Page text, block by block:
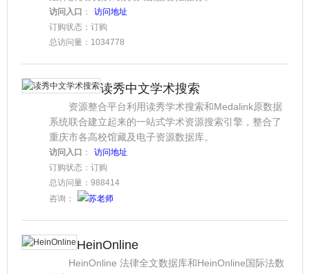
访问入口 ：
访问地址
订购状态：订购
总访问量：1034778
读秀中文学术搜索
资源整合平台利用读秀学术搜索和Medalink原数据
系统联合建立起来的一站式学术资源搜索引擎，整合了
重庆市各高校馆藏及电子资源数据库。
访问入口 ：
访问地址
订购状态：订购
总访问量：988414
咨询：
苏老师
HeinOnline
HeinOnline 法律全文数据库和HeinOnline国际法数